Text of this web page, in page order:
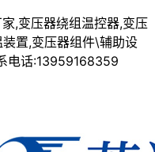
,变压器绕组温控器,变压
置,变压器组件\辅助设
电话:13959168359